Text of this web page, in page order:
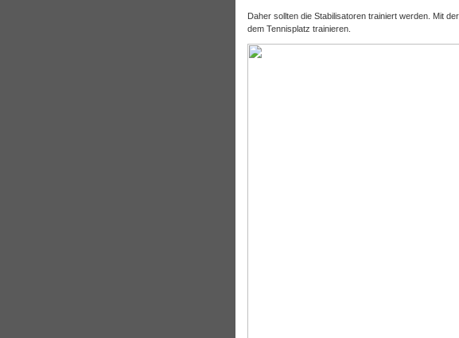
Daher sollten die Stabilisatoren trainiert werden. Mit
dem Tennisplatz trainieren.